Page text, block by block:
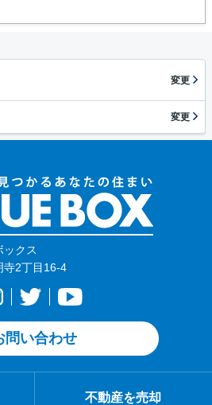
変更
変更
ックス
寺2丁目16-4
問い合わせ
不動産を売却